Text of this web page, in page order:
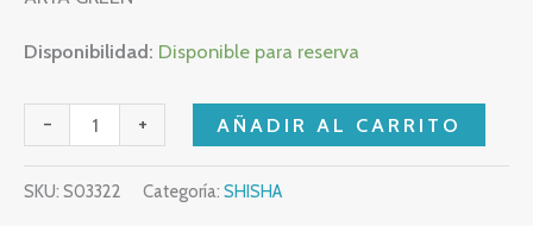
Disponibilidad: Disponible para reserva
- + AÑADIR AL CARRITO
SKU: S03322 Categoría: SHISHA